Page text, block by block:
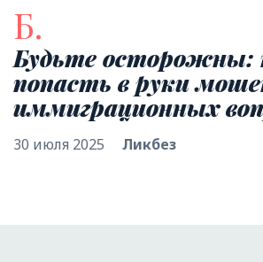
Б.
Будьте осторожны:
попасть в руки
иммиграционных
30 июля 2025 Ликбез